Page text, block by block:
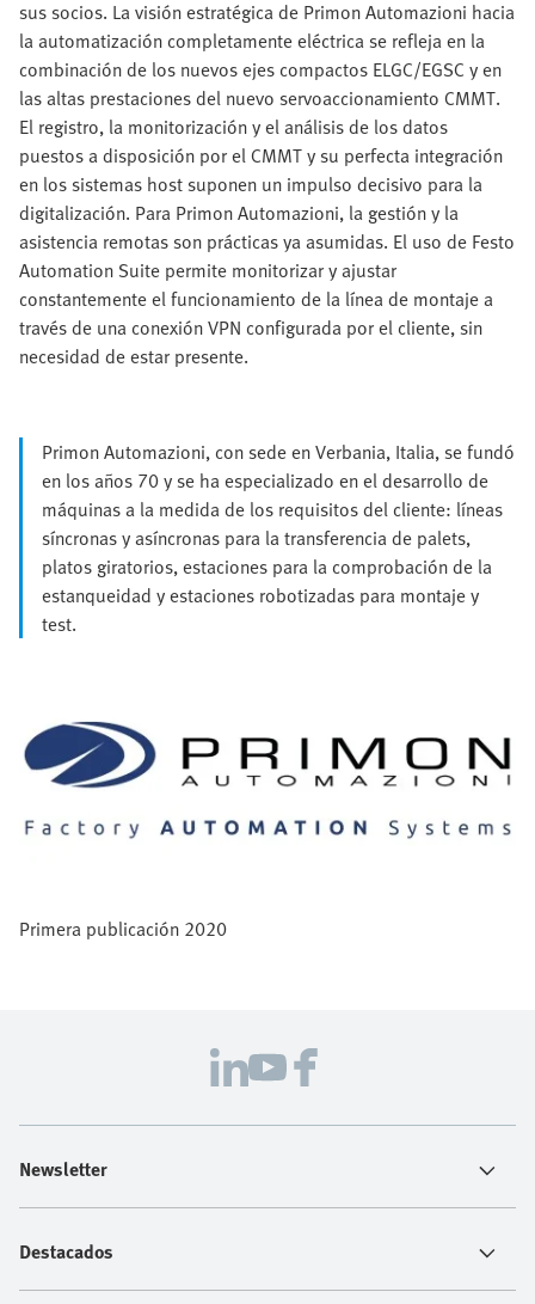
sus socios. La visión estratégica de Primon Automazioni hacia
la automatización completamente eléctrica se refleja en la
combinación de los nuevos ejes compactos ELGC/EGSC y en
las altas prestaciones del nuevo servoaccionamiento CMMT.
El registro, la monitorización y el análisis de los datos
puestos a disposición por el CMMT y su perfecta integración
en los sistemas host suponen un impulso decisivo para la
digitalización. Para Primon Automazioni, la gestión y la
asistencia remotas son prácticas ya asumidas. El uso de Festo
Automation Suite permite monitorizar y ajustar
constantemente el funcionamiento de la línea de montaje a
través de una conexión VPN configurada por el cliente, sin
necesidad de estar presente.
Primon Automazioni, con sede en Verbania, Italia, se fundó
en los años 70 y se ha especializado en el desarrollo de
máquinas a la medida de los requisitos del cliente: líneas
síncronas y asíncronas para la transferencia de palets,
platos giratorios, estaciones para la comprobación de la
estanqueidad y estaciones robotizadas para montaje y
test.
Primera publicación 2020
Newsletter
Destacados